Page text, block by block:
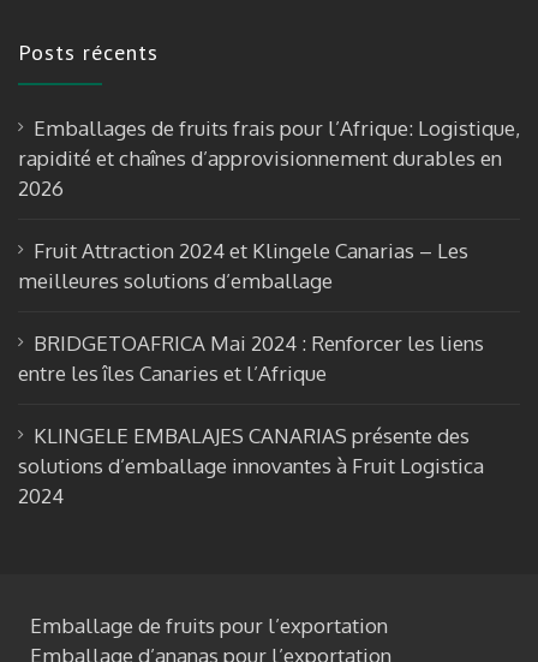
e
b
o
o
k
a
a
m
u
b
Posts récents
Emballages de fruits frais pour l’Afrique: Logistique,
rapidité et chaînes d’approvisionnement durables en
2026
Fruit Attraction 2024 et Klingele Canarias – Les
meilleures solutions d’emballage
BRIDGETOAFRICA Mai 2024 : Renforcer les liens
entre les îles Canaries et l’Afrique
KLINGELE EMBALAJES CANARIAS présente des
solutions d’emballage innovantes à Fruit Logistica
2024
Emballage de fruits pour l’exportation
Emballage d’ananas pour l’exportation